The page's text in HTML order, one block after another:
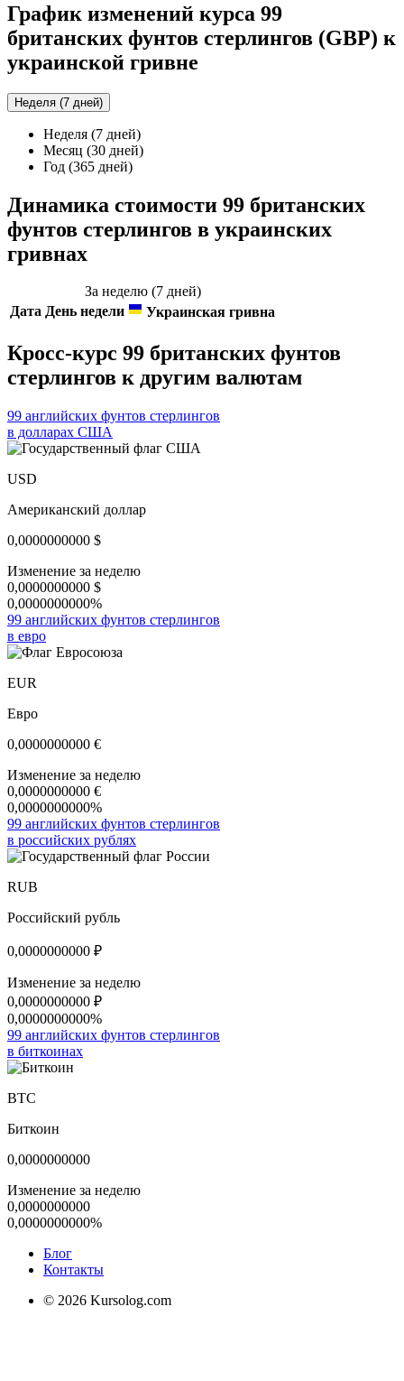
График изменений курса 99
британских фунтов стерлингов (GBP) к
украинской гривне
Неделя (7 дней)
Неделя (7 дней)
Месяц (30 дней)
Год (365 дней)
Динамика стоимости 99 британских
фунтов стерлингов в украинских
гривнах
За неделю (7 дней)
Дата День недели Украинская гривна
Кросс-курс 99 британских фунтов
стерлингов к другим валютам
99 английских фунтов стерлингов
в долларах США
USD
Американский доллар
0,0000000000 $
Изменение за неделю
0,0000000000 $
0,0000000000%
99 английских фунтов стерлингов
в евро
EUR
Евро
0,0000000000 €
Изменение за неделю
0,0000000000 €
0,0000000000%
99 английских фунтов стерлингов
в российских рублях
RUB
Российский рубль
0,0000000000 ₽
Изменение за неделю
0,0000000000 ₽
0,0000000000%
99 английских фунтов стерлингов
в биткоинах
BTC
Биткоин
0,0000000000
Изменение за неделю
0,0000000000
0,0000000000%
Блог
Контакты
© 2026 Kursolog.com